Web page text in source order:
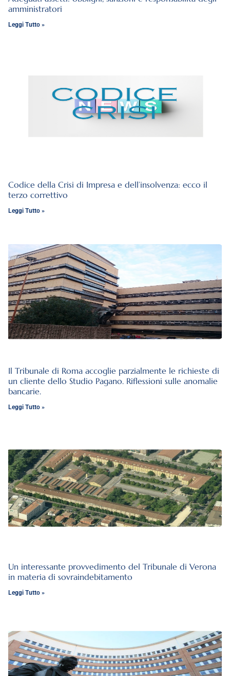
amministratori
Leggi Tutto »
Codice della Crisi di Impresa e dell’insolvenza: ecco il
terzo correttivo
Leggi Tutto »
Il Tribunale di Roma accoglie parzialmente le richieste di
un cliente dello Studio Pagano. Riflessioni sulle anomalie
bancarie.
Leggi Tutto »
Un interessante provvedimento del Tribunale di Verona
in materia di sovraindebitamento
Leggi Tutto »